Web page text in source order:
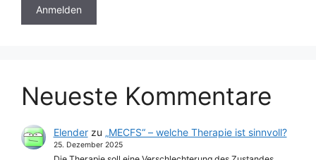
Neueste Kommentare
Elenderzu „MECFS“ – welche Therapie ist sinnvoll?
25. Dezember 2025